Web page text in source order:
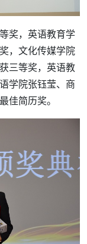
奖，英语教育学
，文化传媒学院
三等奖，英语教
学院张钰莹、商
佳简历奖。